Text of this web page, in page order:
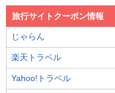
旅行サイトクーポン情報
じゃらん
楽天トラベル
Yahoo!トラベル